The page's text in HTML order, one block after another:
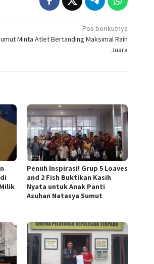
Pos berikutnya
Minta Atlet Bertanding Maksimal Raih
Juara
Penuh Inspirasi! Grup 5 Loaves
and 2 Fish Buktikan Kasih
Nyata untuk Anak Panti
Asuhan Natasya Sumut